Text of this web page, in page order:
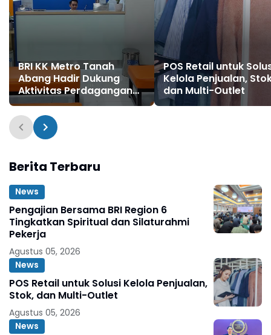
BRI KK Metro Tanah
Abang Hadir Dukung
Aktivitas Perdagangan
dan Permudah Akses
Layanan Perbankan
POS Retail untuk
Kelola Penjualan,
dan Multi-Outlet
Berita Terbaru
News
Pengajian Bersama BRI Region 6
Tingkatkan Spiritual dan Silaturahmi
Pekerja
Agustus 05, 2026
News
POS Retail untuk Solusi Kelola Penjualan,
Stok, dan Multi-Outlet
Agustus 05, 2026
News